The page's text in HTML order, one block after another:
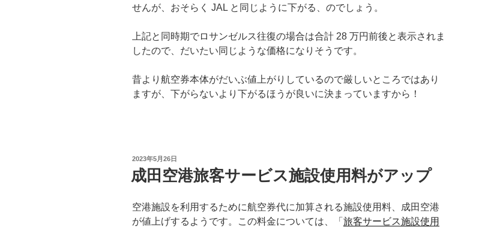
せんが、おそらく JAL と同じように下がる、のでしょう。
上記と同時期でロサンゼルス往復の場合は合計 28 万円前後と表示されま
したので、だいたい同じような価格になりそうです。
昔より航空券本体がだいぶ値上がりしているので厳しいところではあり
ますが、下がらないより下がるほうが良いに決まっていますから！
投
日:
2023年5月26日
成田空港旅客サービス施設使用料がアップ
空港施設を利用するために航空券代に加算される施設使用料、成田空港
が値上げするようです。この料金については、「 旅客サービス施設使用